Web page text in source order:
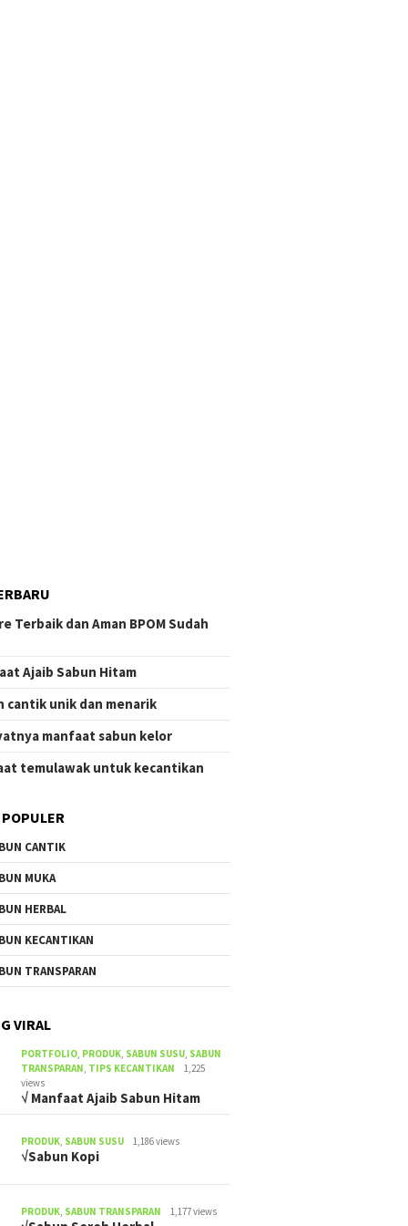
Terbaik dan Aman BPOM Sudah
Ajaib Sabun Hitam
cantik unik dan menarik
manfaat sabun kelor
temulawak untuk kecantikan
CANTIK
MUKA
HERBAL
KECANTIKAN
TRANSPARAN
VIRAL
PORTFOLIO, PRODUK, SABUN SUSU, SABUN
TRANSPARAN, TIPS KECANTIKAN
1,225
views
√ Manfaat Ajaib Sabun Hitam
PRODUK, SABUN SUSU 1,186 views
√Sabun Kopi
PRODUK, SABUN TRANSPARAN 1,177 views